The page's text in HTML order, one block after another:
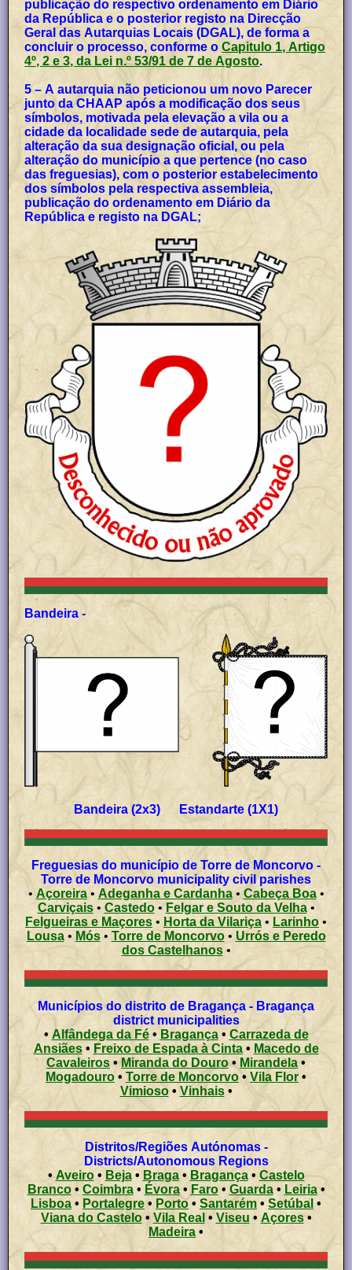
publicação do respectivo ordenamento em Diário
da República e o posterior registo na Direcção
Geral das Autarquias Locais (DGAL), de forma a
concluir o processo, conforme oCapitulo 1, Artigo
4º, 2 e 3, da Lei n.º 53/91 de 7 de Agosto.
5 – A autarquia não peticionou um novo Parecer
junto da CHAAP após a modificação dos seus
símbolos, motivada pela elevação a vila ou a
cidade da localidade sede de autarquia, pela
alteração da sua designação oficial, ou pela
alteração do município a que pertence (no caso
das freguesias), com o posterior estabelecimento
dos símbolos pela respectiva assembleia,
publicação do ordenamento em Diário da
República e registo na DGAL;
Bandeira -
Bandeira (2x3) Estandarte (1X1)
Freguesias do município de Torre de Moncorvo -
Torre de Moncorvo municipality civil parishes
• Açoreira• Adeganha e Cardanha• Cabeça Boa•
Carviçais• Castedo• Felgar e Souto da Velha•
Felgueiras e Maçores • Horta da Vilariça • Larinho•
Lousa• Mós• Torre de Moncorvo•Urrós e Peredo
dos Castelhanos•
Municípios do distrito de Bragança - Bragança
district municipalities
• Alfândega da Fé• Bragança•Carrazeda de
Ansiães• Freixo de Espada à Cinta• Macedo de
Cavaleiros • Miranda do Douro• Mirandela •
Mogadouro • Torre de Moncorvo• Vila Flor •
Vimioso• Vinhais•
Distritos/Regiões Autónomas -
Districts/Autonomous Regions
•Aveiro• Beja• Braga•Bragança• Castelo
Branco•Coimbra• Évora• Faro• Guarda• Leiria•
Lisboa • Portalegre • Porto • Santarém• Setúbal •
Viana do Castelo• Vila Real • Viseu • Açores •
Madeira •